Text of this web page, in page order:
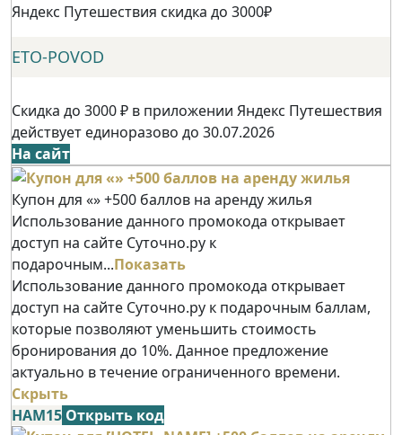
Яндекс Путешествия скидка до 3000₽
ETO-POVOD
Скидка до 3000 ₽ в приложении Яндекс Путешествия
действует единоразово до 30.07.2026
На сайт
Купон для «» +500 баллов на аренду жилья
Использование данного промокода открывает
доступ на сайте Суточно.ру к
подарочным...Показать
Использование данного промокода открывает
доступ на сайте Суточно.ру к подарочным баллам,
которые позволяют уменьшить стоимость
бронирования до 10%. Данное предложение
актуально в течение ограниченного времени.
Скрыть
НАМ15 Открыть код